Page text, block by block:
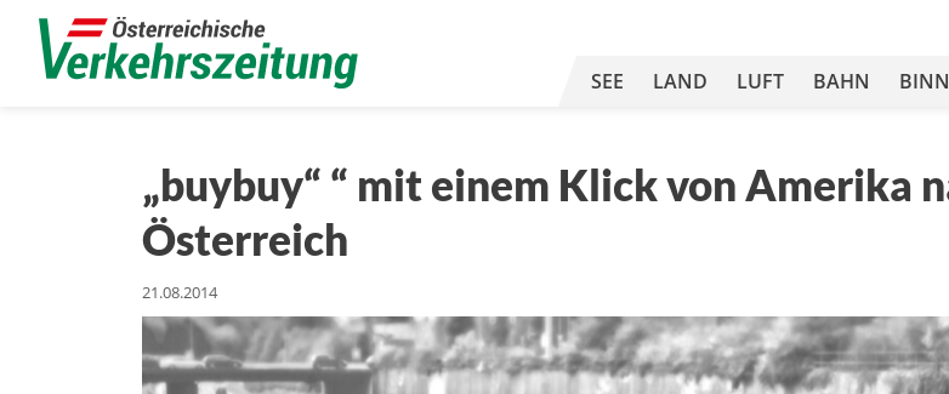
SEE LAND LUFT BAHN
„buybuy“ “ mit einem Klick von Amerika
Österreich
21.08.2014